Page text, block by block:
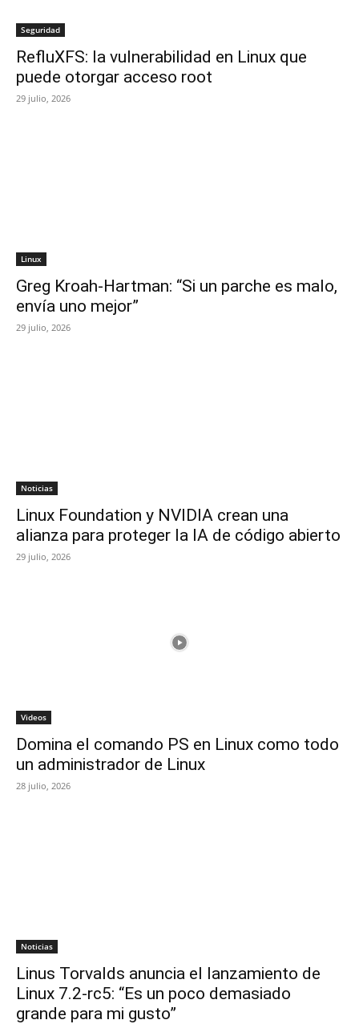
Seguridad
RefluXFS: la vulnerabilidad en Linux que
puede otorgar acceso root
29 julio, 2026
Linux
Greg Kroah-Hartman: “Si un parche es malo,
envía uno mejor”
29 julio, 2026
Noticias
Linux Foundation y NVIDIA crean una
alianza para proteger la IA de código abierto
29 julio, 2026
Videos
Domina el comando PS en Linux como todo
un administrador de Linux
28 julio, 2026
Noticias
Linus Torvalds anuncia el lanzamiento de
Linux 7.2-rc5: “Es un poco demasiado
grande para mi gusto”